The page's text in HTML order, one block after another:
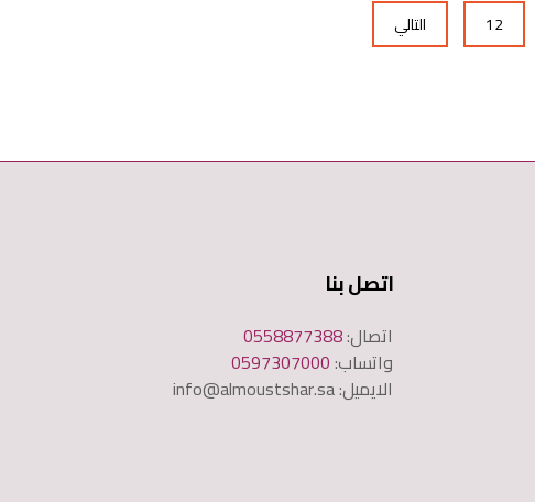
12 التالي
اتصل بنا
اتصال:0558877388
واتساب:0597307000
الايميل: info@almoustshar.sa